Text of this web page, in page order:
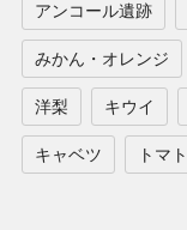
アンコール遺跡
みかん・オレンジ
洋梨 キウイ
キャベツ トマト